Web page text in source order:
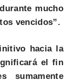
mucho
vencidos”.
hacia la
el fin
sumamente